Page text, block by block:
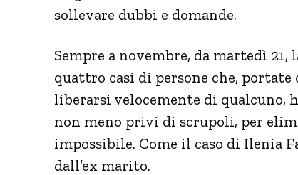
sollevare dubbi e domande.
Sempre a novembre, da martedì
quattro casi di persone che,
liberarsi velocemente di qualcuno,
non meno privi di scrupoli, per
impossibile. Come il caso di Ilenia
dall’ex marito.